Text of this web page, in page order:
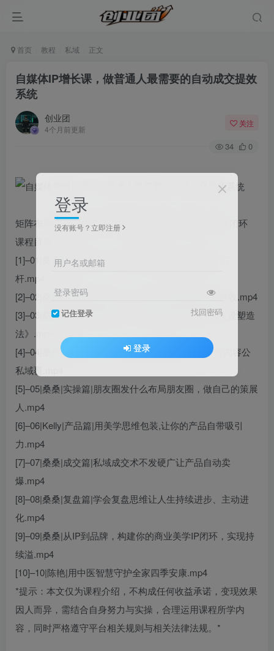
首页 教程 私域 正文
自媒体IP增长课，做普通人最需要的自动成交提效
系统
创业团
4个月前更新
关注
34 0
矩阵布局|内容营销|美学思维|复盘提升|全域增长|商业闭环
课程目录
[1]–01|桑桑|重构IP认知:公私域联营是普通人的财富杠
杆.mp4
[2]–02|桑桑|培养核心竞争力，普通人也能实现百万营收.mp4
[3]–03|桑桑|找到你的IP赛道，差异化定位与高价值人设塑造
法》.mp4
[4]–04|桑桑|实操篇|一鱼多吃:搭建IP流量矩阵，一套内容公
私域覆.mp4
[5]–05|桑桑|实操篇|朋友圈发什么布局朋友圈，做自己的策展
人.mp4
[6]–06|Kelly|产品篇|用美学思维包装,让你的产品自带吸引
力.mp4
[7]–07|桑桑|成交篇|私域成交术不发硬广让产品自动卖
爆.mp4
[8]–08|桑桑|复盘篇|学会复盘思维让人生持续进步、主动进
化.mp4
[9]–09|桑桑|从IP到品牌，构建你的商业美学IP闭环，实现持
续溢.mp4
[10]–10|陈艳|用中医智慧守护全家四季安康.mp4
*提示：本文仅为课程介绍，不构成任何收益承诺，变现效果
因人而异，需结合自身努力与实操，合理运用课程所学内
容，同时严格遵守平台相关规则与相关法律法规。*
登录
没有账号？立即注册
用户名或邮箱
登录密码
记住登录 找回密码
登录